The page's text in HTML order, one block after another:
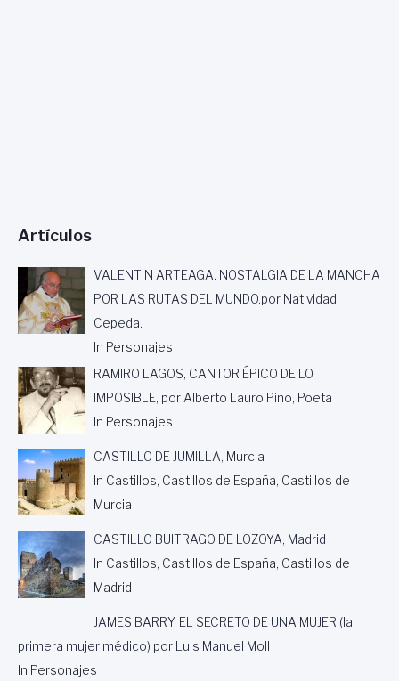
Artículos
VALENTIN ARTEAGA. NOSTALGIA DE LA MANCHA
POR LAS RUTAS DEL MUNDO.por Natividad
Cepeda.
In Personajes
RAMIRO LAGOS, CANTOR ÉPICO DE LO
IMPOSIBLE, por Alberto Lauro Pino, Poeta
In Personajes
CASTILLO DE JUMILLA, Murcia
In Castillos, Castillos de España, Castillos de
Murcia
CASTILLO BUITRAGO DE LOZOYA, Madrid
In Castillos, Castillos de España, Castillos de
Madrid
JAMES BARRY, EL SECRETO DE UNA MUJER (la
primera mujer médico) por Luis Manuel Moll
In Personajes